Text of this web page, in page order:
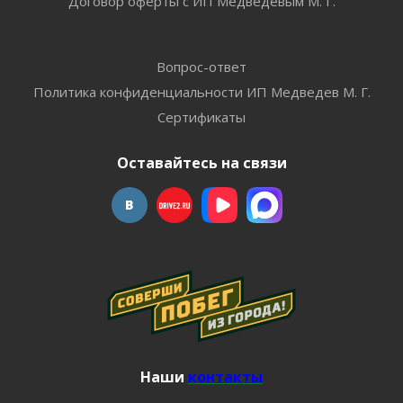
Вопрос-ответ
Политика конфиденциальности ИП Медведев М. Г.
Сертификаты
Оставайтесь на связи
Наши контакты